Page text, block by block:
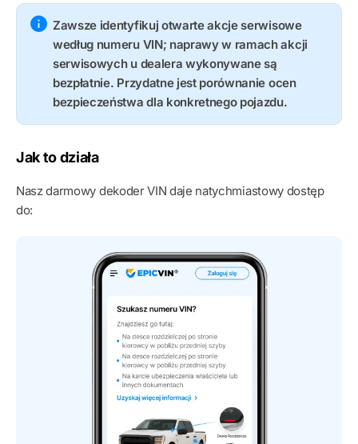
Zawsze identyfikuj otwarte akcje serwisowe
według numeru VIN; naprawy w ramach akcji
serwisowych u dealera wykonywane są
bezpłatnie. Przydatne jest porównanie ocen
bezpieczeństwa dla konkretnego pojazdu.
Jak to działa
Nasz darmowy dekoder VIN daje natychmiastowy dostęp
do: